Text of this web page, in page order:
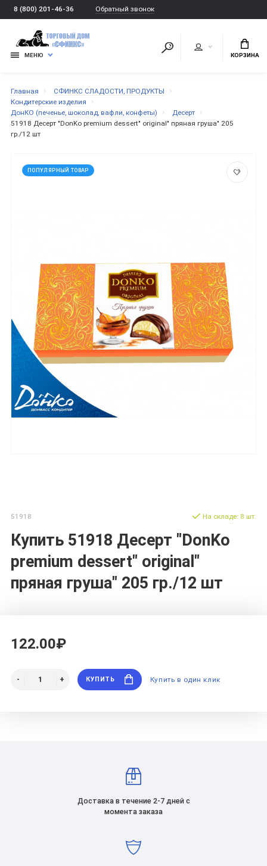
8 (800) 201-46-36 Обратный звонок
МЕНЮ КОРЗИНА
Главная
СФИНКС СЛАДОСТИ, ПРОДУКТЫ
Кондитерские изделия
ДонКО (печенье, шоколад, вафли, конфеты)
Десерт
51918 Десерт "DonKo premium dessert" original" пряная груша" 205
гр./12 шт
ПОПУЛЯРНЫЙ ТОВАР
51918
Купить 51918 Десерт "DonKo
premium dessert" original"
пряная груша" 205 гр./12 шт
На складе: 8 шт.
122.00₽
КУПИТЬ Купить в один клик
Доставка в течение 2-7 дней с
момента заказа